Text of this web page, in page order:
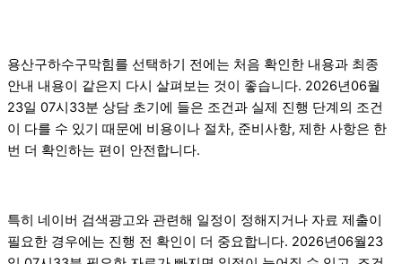
용산구하수구막힘를 선택하기 전에는 처음 확인한 내용과 최종
안내 내용이 같은지 다시 살펴보는 것이 좋습니다. 2026년06월
23일 07시33분 상담 초기에 들은 조건과 실제 진행 단계의 조건
이 다를 수 있기 때문에 비용이나 절차, 준비사항, 제한 사항은 한
번 더 확인하는 편이 안전합니다.
특히 네이버 검색광고와 관련해 일정이 정해지거나 자료 제출이
필요한 경우에는 진행 전 확인이 더 중요합니다. 2026년06월23